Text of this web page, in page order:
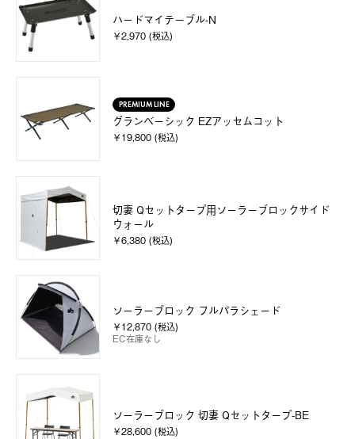
ハードマイテーブル-N
￥2,970 (税込)
PREMIUM LINE
グランベーシック EZアッセムコット
￥19,800 (税込)
切妻 Qセットタープ用ソーラーブロックサイド
ウォール
￥6,380 (税込)
ソーラーブロック フルパラシェード
￥12,870 (税込)
EC在庫なし
ソーラーブロック 切妻 Qセットタープ-BE
￥28,600 (税込)